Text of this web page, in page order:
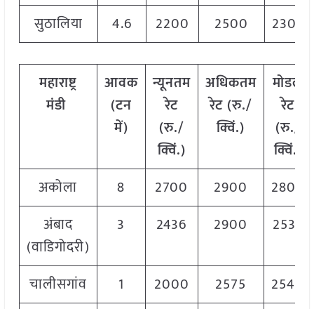
सुठालिया
4.6 2200 2500 2300
महाराष्ट्र
मंडी
आवक
(टन
में)
न्यूनतम
रेट
(रु./
क्विं.)
अधिकतम
रेट (रु./
क्विं.)
मोडल
रेट
(रु./
क्विं.)
अकोला
8 2700 2900
2800
अंबाद
(वाडिगोदरी)
3 2436 2900 2536
चालीसगांव 1 2000 2575
2540